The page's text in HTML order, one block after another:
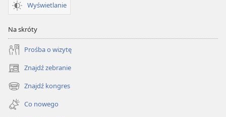
Wyświetlanie
Na skróty
Prośba o wizytę
Znajdź zebranie
(opens
new
window)
Znajdź kongres
(opens
new
window)
Co nowego